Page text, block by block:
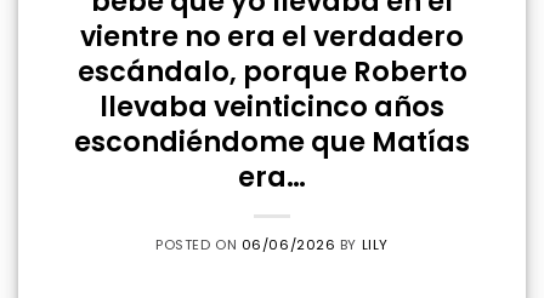
vientre no era el verdadero
escándalo, porque Roberto
llevaba veinticinco años
escondiéndome que Matías
era…
POSTED ON 06/06/2026 BY LILY